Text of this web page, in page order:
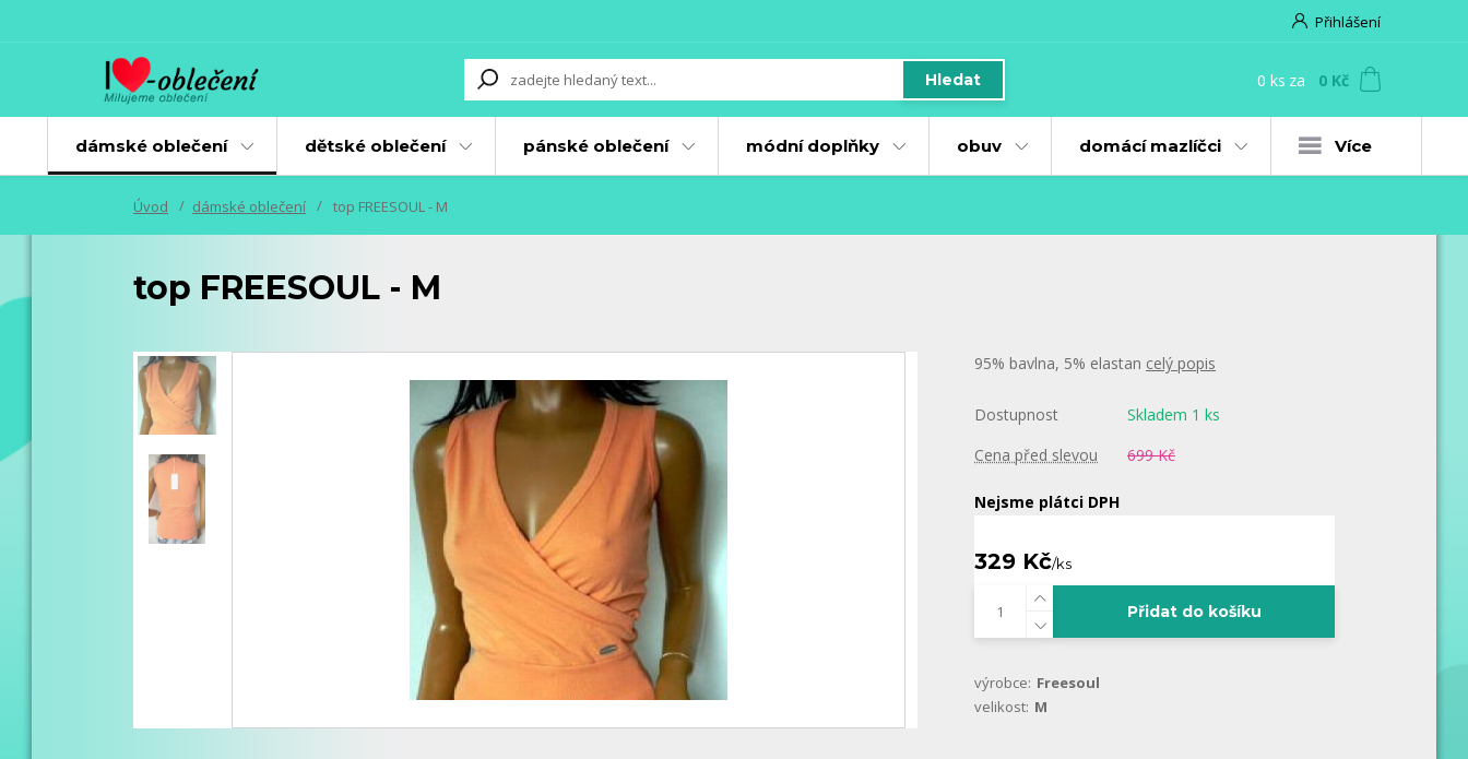
Přihlášení
Hledat 0 ks za 0 Kč
dámské oblečení dětské oblečení pánské oblečení módní doplňky obuv domácí mazlíčci Více
Úvod dámské oblečení top FREESOUL - M
top FREESOUL - M
95% bavlna, 5% elastan celý popis
Dostupnost
Skladem 1 ks
Cena před slevou
699 Kč
Nejsme plátci DPH
329 Kč/ks
Přidat do košíku
výrobce: Freesoul
velikost: M